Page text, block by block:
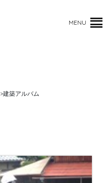
MENU
>建築アルバム